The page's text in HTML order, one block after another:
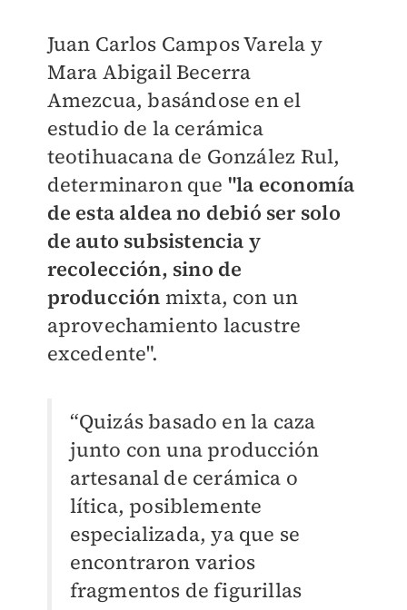
Juan Carlos Campos Varela y
Mara Abigail Becerra
Amezcua,basándose en el
estudio de la cerámica
teotihuacana de González Rul,
determinaron que "la economía
de esta aldea no debió ser solo
de auto subsistencia y
recolección, sino de
producción mixta, con un
aprovechamiento lacustre
excedente".
“Quizás basado en la caza
junto con una producción
artesanal de cerámica o
lítica, posiblemente
especializada, ya que se
encontraron varios
fragmentos de figurillas